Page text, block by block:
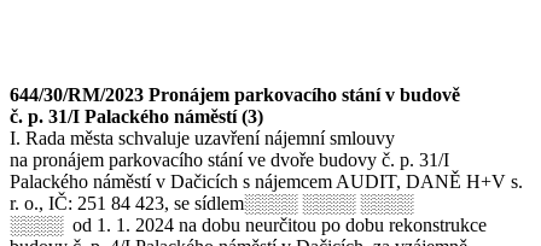
644/30/RM/2023 Pronájem parkovacího stání v budově
č. p. 31/I Palackého náměstí (3)
I. Rada města schvaluje uzavření nájemní smlouvy
na pronájem parkovacího stání ve dvoře budovy č. p. 31/I
Palackého náměstí v Dačicích s nájemcem AUDIT, DANĚ H+V s.
r. o., IČ: 251 84 423, se sídlem░░░░ ░░░░ ░░░░
░░░░ od 1. 1. 2024 na dobu neurčitou po dobu rekonstrukce